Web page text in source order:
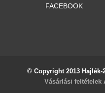
FACEBOOK
© Copyright 2013 Hajlék-
Vásárlási feltételek